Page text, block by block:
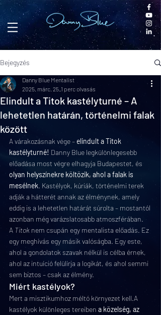
Bejegyzés
Elindult a Titok kastélyturné – A
lehetetlen határán, történelmi falak
között
Danny Blue Mentalist
2025. márc. 25. 1 perc olvasás
A várakozásnak vége – elindult a Titok
kastélyturné! Danny Blue legkülönlegesebb
előadása most végre elhagyja Budapestet, és
olyan helyszínekre költözik, ahol a falak is
mesélnek. Kastélyok, kúriák, történelmi terek
adják a hátterét annak az élménynek, amely
eddig is a lehetetlen határát súrolta – mostantól
azonban még varázslatosabb atmoszférában.
A Titok nem csupán egy mentalista előadás. Ez
egy meghívás egy másik valóságba. Egy este,
ahol a gondolatok szavak nélkül is célba érnek,
ahol az intuíció felülírja a logikát, és ahol semmi
sem biztos – csak az élmény.
Miért kastélyok?
Mert a misztikumhoz méltó környezet kell.A
kastélyok különleges tereiben a közelség, az